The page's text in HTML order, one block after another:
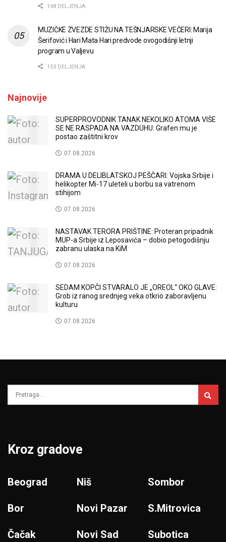
148 DELJENJA
MUZIČKE ZVEZDE STIŽU NA TEŠNJARSKE VEČERI: Marija
Šerifović i Hari Mata Hari predvode ovogodišnji letnji
program u Valjevu
153 DELJENJA
Najnovije
SUPERPROVODNIK TANAK NEKOLIKO ATOMA VIŠE
SE NE RASPADA NA VAZDUHU: Grafen mu je
postao zaštitni krov
07.08.2026
DRAMA U DELIBLATSKOJ PEŠČARI: Vojska Srbije i
helikopter Mi-17 uleteli u borbu sa vatrenom
stihijom
07.08.2026
NASTAVAK TERORA PRIŠTINE: Proteran pripadnik
MUP-a Srbije iz Leposavića – dobio petogodišnju
zabranu ulaska na KiM
07.08.2026
SEDAM KOPČI STVARALO JE „OREOL“ OKO GLAVE:
Grob iz ranog srednjeg veka otkrio zaboravljenu
kulturu
07.08.2026
Kroz gradove
Beograd
Bor
Čačak
Niš
Novi Pazar
Novi Sad
Sombor
S.Mitrovica
Subotica